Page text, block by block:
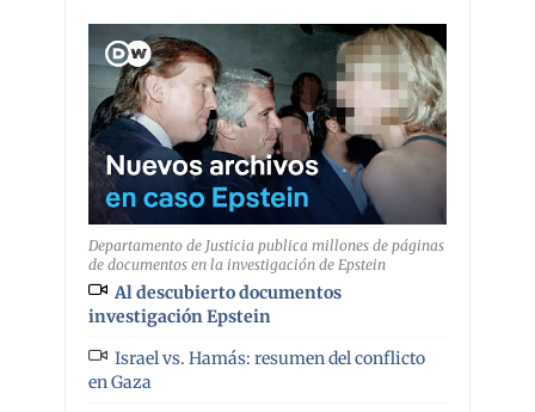
Departamento de Justicia publica millones de páginas
de documentos en la investigación de Epstein
Al descubierto documentos
investigación Epstein
Israel vs. Hamás: resumen del conflicto
en Gaza